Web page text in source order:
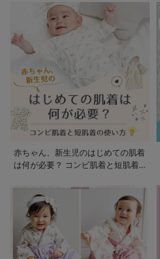
赤ちゃん、新生児のはじめての肌着
は何が必要？ コンビ肌着と短肌着